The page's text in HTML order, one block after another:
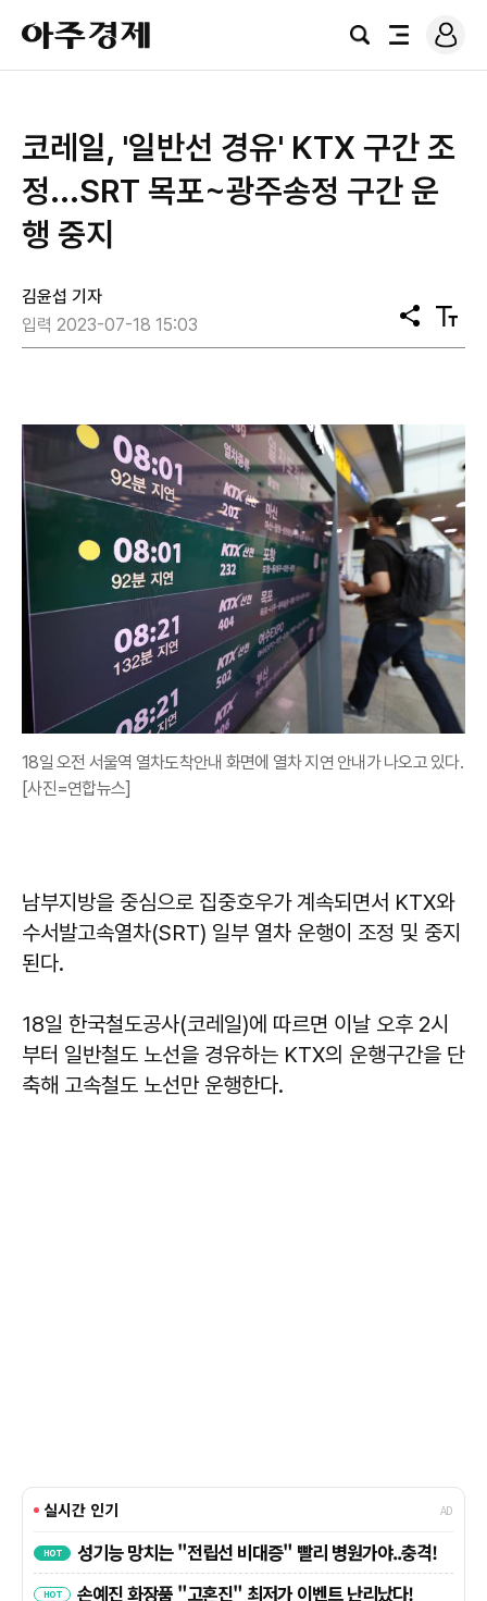
아
주
경
검
전
로
그
코레일, '일반선 경유' KTX 구간 조
정...SRT 목포~광주송정 구간 운
행 중지
김윤섭 기자
입력 2023-07-18 15:03
공
유
텍
스
18일 오전 서울역 열차도착안내 화면에 열차 지연 안내가 나오고 있다.
[사진=연합뉴스]
남부지방을 중심으로 집중호우가 계속되면서 KTX와
수서발고속열차(SRT) 일부 열차 운행이 조정 및 중지
된다.
18일 한국철도공사(코레일)에 따르면 이날 오후 2시
부터 일반철도 노선을 경유하는 KTX의 운행구간을 단
축해 고속철도 노선만 운행한다.